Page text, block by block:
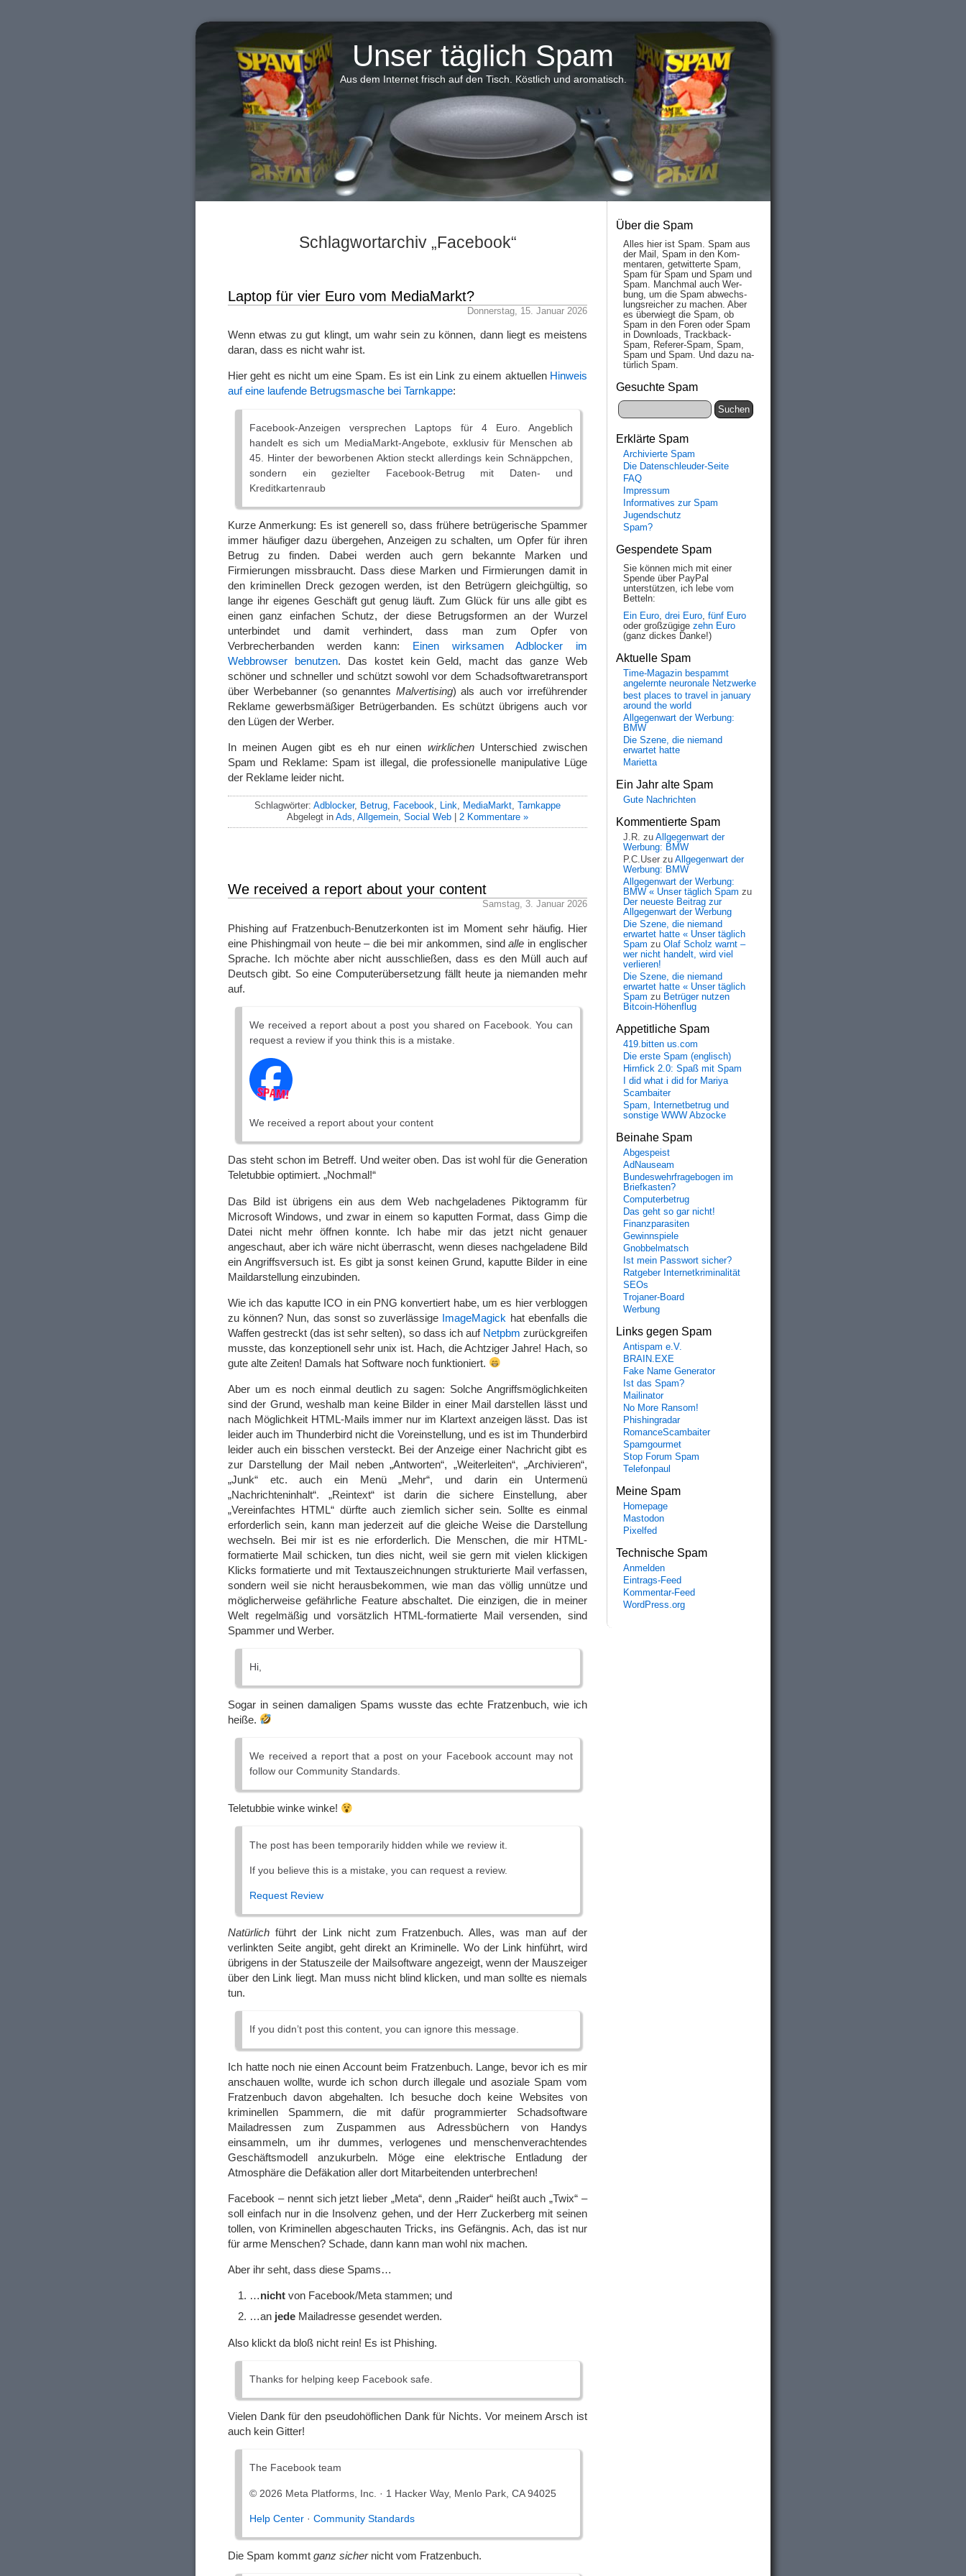
Unser täglich Spam
Aus dem Internet frisch auf den Tisch. Köstlich und aromatisch.
Schlagwortarchiv „Facebook“
Laptop für vier Euro vom MediaMarkt?
Donnerstag, 15. Januar 2026
Wenn etwas zu gut klingt, um wahr sein zu können, dann liegt es meistens
daran, dass es nicht wahr ist.
Hier geht es nicht um eine Spam. Es ist ein Link zu einem aktuellen Hinweis
auf eine laufende Betrugsmasche bei Tarnkappe:
Facebook-Anzeigen versprechen Laptops für 4 Euro. Angeblich
handelt es sich um MediaMarkt-Angebote, exklusiv für Menschen ab
45. Hinter der beworbenen Aktion steckt allerdings kein Schnäppchen,
sondern ein gezielter Facebook-Betrug mit Daten- und
Kreditkartenraub
Kurze Anmerkung: Es ist generell so, dass frühere betrügerische Spammer
immer häufiger dazu übergehen, Anzeigen zu schalten, um Opfer für ihren
Betrug zu finden. Dabei werden auch gern bekannte Marken und
Firmierungen missbraucht. Dass diese Marken und Firmierungen damit in
den kriminellen Dreck gezogen werden, ist den Betrügern gleichgültig, so
lange ihr eigenes Geschäft gut genug läuft. Zum Glück für uns alle gibt es
einen ganz einfachen Schutz, der diese Betrugsformen an der Wurzel
unterbindet und damit verhindert, dass man zum Opfer von
Verbrecherbanden werden kann: Einen wirksamen Adblocker im
Webbrowser benutzen. Das kostet kein Geld, macht das ganze Web
schöner und schneller und schützt sowohl vor dem Schadsoftwaretransport
über Werbebanner (so genanntes Malvertising) als auch vor irreführender
Reklame gewerbsmäßiger Betrügerbanden. Es schützt übrigens auch vor
den Lügen der Werber.
In meinen Augen gibt es eh nur einen wirklichenUnterschied zwischen
Spam und Reklame: Spam ist illegal, die professionelle manipulative Lüge
der Reklame leider nicht.
Schlagwörter: Adblocker, Betrug, Facebook, Link, MediaMarkt, Tarnkappe
Abgelegt in Ads, Allgemein, Social Web 2 Kommentare »
We received a report about your content
Samstag, 3. Januar 2026
Phishing auf Fratzenbuch-Benutzerkonten ist im Moment sehr häufig. Hier
eine Phishingmail von heute – die bei mir ankommen, sindalle in englischer
Sprache. Ich möchte aber nicht ausschließen, dass es den Müll auch auf
Deutsch gibt. So eine Computerübersetzung fällt heute ja niemanden mehr
auf.
We received a report about a post you shared on Facebook. You can
request a review if you think this is a mistake.
We received a report about your content
Das steht schon im Betreff. Und weiter oben. Das ist wohl für die Generation
Teletubbie optimiert. „Nochmal!“
Das Bild ist übrigens ein aus dem Web nachgeladenes Piktogramm für
Microsoft Windows, und zwar in einem so kaputten Format, dass Gimp die
Datei nicht mehr öffnen konnte. Ich habe mir das jetzt nicht genauer
angeschaut, aber ich wäre nicht überrascht, wenn dieses nachgeladene Bild
ein Angriffsversuch ist. Es gibt ja sonst keinen Grund, kaputte Bilder in eine
Maildarstellung einzubinden.
Wie ich das kaputte ICO in ein PNG konvertiert habe, um es hier verbloggen
zu können? Nun, das sonst so zuverlässige ImageMagick hat ebenfalls die
Waffen gestreckt (das ist sehr selten), so dass ich auf Netpbm zurückgreifen
musste, das konzeptionell sehr unix ist. Hach, die Achtziger Jahre! Hach, so
gute alte Zeiten! Damals hat Software noch funktioniert.
Aber um es noch einmal deutlich zu sagen: Solche Angriffsmöglichkeiten
sind der Grund, weshalb man keine Bilder in einer Mail darstellen lässt und
nach Möglichkeit HTML-Mails immer nur im Klartext anzeigen lässt. Das ist
leider auch im Thunderbird nicht die Voreinstellung, und es ist im Thunderbird
leider auch ein bisschen versteckt. Bei der Anzeige einer Nachricht gibt es
zur Darstellung der Mail neben „Antworten“, „Weiterleiten“, „Archivieren“,
„Junk“ etc. auch ein Menü „Mehr“, und darin ein Untermenü
„Nachrichteninhalt“. „Reintext“ ist darin die sichere Einstellung, aber
„Vereinfachtes HTML“ dürfte auch ziemlich sicher sein. Sollte es einmal
erforderlich sein, kann man jederzeit auf die gleiche Weise die Darstellung
wechseln. Bei mir ist es nie erforderlich. Die Menschen, die mir HTML-
formatierte Mail schicken, tun dies nicht, weil sie gern mit vielen klickigen
Klicks formatierte und mit Textauszeichnungen strukturierte Mail verfassen,
sondern weil sie nicht herausbekommen, wie man das völlig unnütze und
möglicherweise gefährliche Feature abschaltet. Die einzigen, die in meiner
Welt regelmäßig und vorsätzlich HTML-formatierte Mail versenden, sind
Spammer und Werber.
Hi,
Sogar in seinen damaligen Spams wusste das echte Fratzenbuch, wie ich
heiße.
We received a report that a post on your Facebook account may not
follow our Community Standards.
Teletubbie winke winke!
The post has been temporarily hidden while we review it.
If you believe this is a mistake, you can request a review.
Request Review
Natürlich führt der Link nicht zum Fratzenbuch. Alles, was man auf der
verlinkten Seite angibt, geht direkt an Kriminelle. Wo der Link hinführt, wird
übrigens in der Statuszeile der Mailsoftware angezeigt, wenn der Mauszeiger
über den Link liegt. Man muss nicht blind klicken, und man sollte es niemals
tun.
If you didn’t post this content, you can ignore this message.
Ich hatte noch nie einen Account beim Fratzenbuch. Lange, bevor ich es mir
anschauen wollte, wurde ich schon durch illegale und asoziale Spam vom
Fratzenbuch davon abgehalten. Ich besuche doch keine Websites von
kriminellen Spammern, die mit dafür programmierter Schadsoftware
Mailadressen zum Zuspammen aus Adressbüchern von Handys
einsammeln, um ihr dummes, verlogenes und menschenverachtendes
Geschäftsmodell anzukurbeln. Möge eine elektrische Entladung der
Atmosphäre die Defäkation aller dort Mitarbeitenden unterbrechen!
Facebook – nennt sich jetzt lieber „Meta“, denn „Raider“ heißt auch „Twix“ –
soll einfach nur in die Insolvenz gehen, und der Herr Zuckerberg mit seinen
tollen, von Kriminellen abgeschauten Tricks, ins Gefängnis. Ach, das ist nur
für arme Menschen? Schade, dann kann man wohl nix machen.
Aber ihr seht, dass diese Spams…
…nicht von Facebook/Meta stammen; und
…an jede Mailadresse gesendet werden.
Also klickt da bloß nicht rein! Es ist Phishing.
Thanks for helping keep Facebook safe.
Vielen Dank für den pseudohöflichen Dank für Nichts. Vor meinem Arsch ist
auch kein Gitter!
The Facebook team
© 2026 Meta Platforms, Inc. · 1 Hacker Way, Menlo Park, CA 94025
Help Center · Community Standards
Die Spam kommt ganz sichernicht vom Fratzenbuch.
Über die Spam
Alles hier ist Spam. Spam aus
der Mail, Spam in den Kom­
men­taren, ge­twit­ter­te Spam,
Spam für Spam und Spam und
Spam. Manch­mal auch Wer­
bung, um die Spam ab­wechs­
lungs­reich­er zu mach­en. Aber
es über­wiegt die Spam, ob
Spam in den Fo­ren oder Spam
in Down­loads, Track­back-
Spam, Re­fe­rer-Spam, Spam,
Spam und Spam. Und da­zu na­
tür­lich Spam.
Gesuchte Spam
Erklärte Spam
Archivierte Spam
Die Datenschleuder-Seite
FAQ
Impressum
Informatives zur Spam
Jugendschutz
Spam?
Gespendete Spam
Sie können mich mit einer
Spende über PayPal
unterstützen, ich lebe vom
Betteln:
Ein Euro, drei Euro, fünf Euro
oder großzügige zehn Euro
(ganz dickes Danke!)
Aktuelle Spam
Time-Magazin bespammt
angelernte neuronale Netzwerke
best places to travel in january
around the world
Allgegenwart der Werbung:
BMW
Die Szene, die niemand
erwartet hatte
Marietta
Ein Jahr alte Spam
Gute Nachrichten
Kommentierte Spam
J.R. zu Allgegenwart der
Werbung: BMW
P.C.User zu Allgegenwart der
Werbung: BMW
Allgegenwart der Werbung:
BMW « Unser täglich Spam zu
Der neueste Beitrag zur
Allgegenwart der Werbung
Die Szene, die niemand
erwartet hatte « Unser täglich
Spam zu Olaf Scholz warnt –
wer nicht handelt, wird viel
verlieren!
Die Szene, die niemand
erwartet hatte « Unser täglich
Spam zu Betrüger nutzen
Bitcoin-Höhenflug
Appetitliche Spam
419.bitten us.com
Die erste Spam (englisch)
Hirnfick 2.0: Spaß mit Spam
I did what i did for Mariya
Scambaiter
Spam, Internetbetrug und
sonstige WWW Abzocke
Beinahe Spam
Abgespeist
AdNauseam
Bundeswehrfragebogen im
Briefkasten?
Computerbetrug
Das geht so gar nicht!
Finanzparasiten
Gewinnspiele
Gnobbelmatsch
Ist mein Passwort sicher?
Ratgeber Internetkriminalität
SEOs
Trojaner-Board
Werbung
Links gegen Spam
Antispam e.V.
BRAIN.EXE
Fake Name Generator
Ist das Spam?
Mailinator
No More Ransom!
Phishingradar
RomanceScambaiter
Spamgourmet
Stop Forum Spam
Telefonpaul
Meine Spam
Homepage
Mastodon
Pixelfed
Technische Spam
Anmelden
Eintrags-Feed
Kommentar-Feed
WordPress.org